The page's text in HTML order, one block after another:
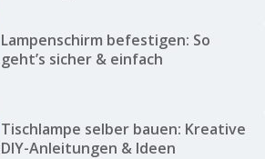
Lampenschirm befestigen: So
geht’s sicher & einfach
Tischlampe selber bauen: Kreative
DIY-Anleitungen & Ideen